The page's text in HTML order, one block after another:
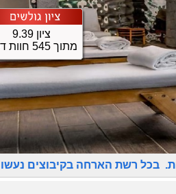
ציון 9.39
מתוך 545 חוות דעת
בכל רשת הארחה בקיבוצים נעשו